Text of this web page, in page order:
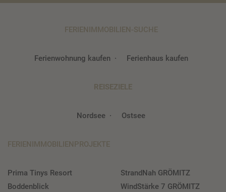
FERIENIMMOBILIEN-SUCHE
Ferienwohnung kaufen Ferienhaus kaufen
REISEZIELE
Nordsee Ostsee
FERIENIMMOBILIENPROJEKTE
Prima Tinys Resort
Boddenblick
StrandNah GRÖMITZ
WindStärke 7 GRÖMITZ